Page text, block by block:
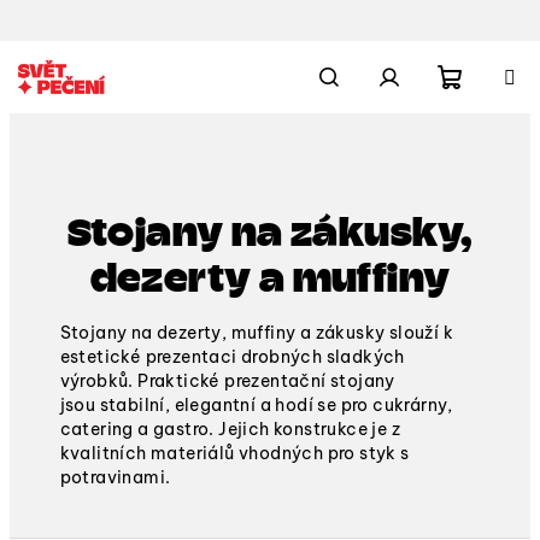
na
obsah
Stojany na zákusky,
dezerty a muffiny
Stojany na dezerty, muffiny a zákusky slouží k
estetické prezentaci drobných sladkých
výrobků. Praktické prezentační stojany
jsou stabilní, elegantní a hodí se pro cukrárny,
catering a gastro. Jejich konstrukce je z
kvalitních materiálů vhodných pro styk s
potravinami.